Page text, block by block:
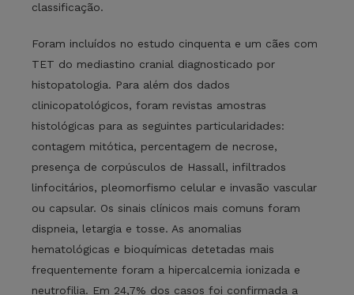
classificação.
Foram incluídos no estudo cinquenta e um cães com
TET do mediastino cranial diagnosticado por
histopatologia. Para além dos dados
clinicopatológicos, foram revistas amostras
histológicas para as seguintes particularidades:
contagem mitótica, percentagem de necrose,
presença de corpúsculos de Hassall, infiltrados
linfocitários, pleomorfismo celular e invasão vascular
ou capsular. Os sinais clínicos mais comuns foram
dispneia, letargia e tosse. As anomalias
hematológicas e bioquímicas detetadas mais
frequentemente foram a hipercalcemia ionizada e
neutrofilia. Em 24,7% dos casos foi confirmada a